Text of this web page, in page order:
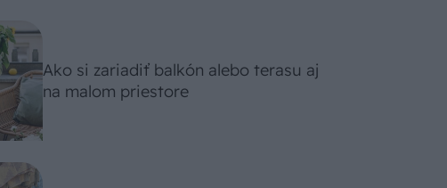
Ako si zariadiť balkón alebo terasu aj
na malom priestore